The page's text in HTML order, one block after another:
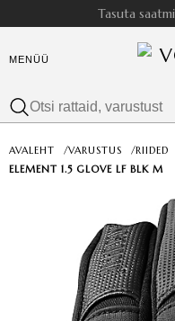
Tasuta
MENÜÜ
AVALEHT /VARUSTUS /RIIDED
ELEMENT 1.5 GLOVE LF BLK M